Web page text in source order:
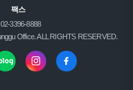
팩스
02-3396-8888
Office. ALL RIGHTS RESERVED.